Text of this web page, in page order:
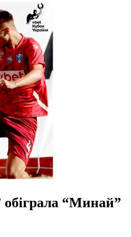
обіграла “Минай”